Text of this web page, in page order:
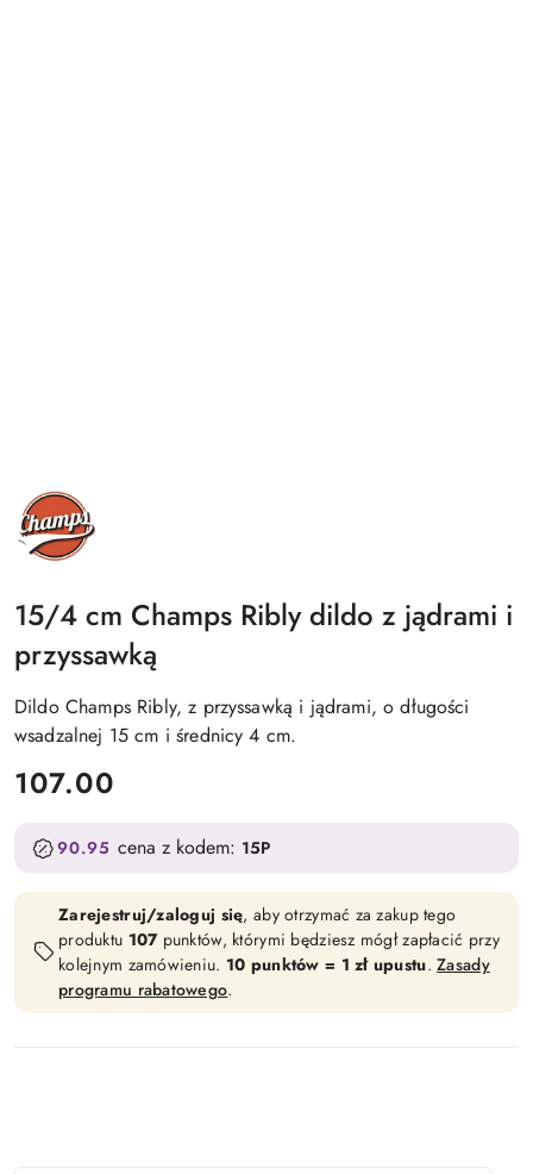
CHAMPS
15/4 cm Champs Ribly dildo z jądrami i
przyssawką
Dildo Champs Ribly, z przyssawką i jądrami, o długości
wsadzalnej 15 cm i średnicy 4 cm.
cena:
107.00
90.95 cena z kodem: 15P
Zarejestruj/zaloguj się, aby otrzymać za zakup tego
produktu 107punktów, którymi będziesz mógł zapłacić przy
kolejnym zamówieniu. 10 punktów = 1 zł upustu.Zasady
programu rabatowego.